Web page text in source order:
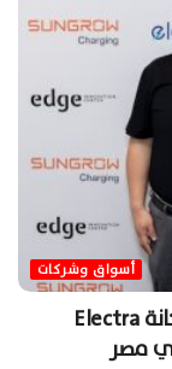
أسواق وشركات
راية للمباني الذكية وSungrow تعززان مكانة Electra
مصر